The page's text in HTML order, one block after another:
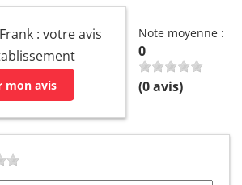
: votre avis
mon avis
Note moyenne :
0
(0avis)